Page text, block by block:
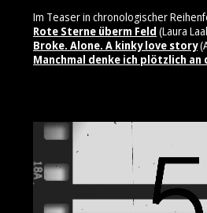
Im Teaser in chronologischer
Rote Sterne überm Feld (Laura
Broke. Alone. A kinky love story
Manchmal denke ich plötzlich an